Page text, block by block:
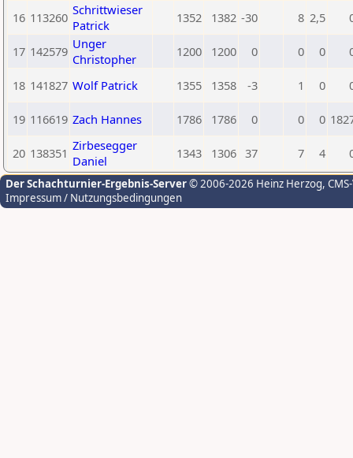
16 113260 Schrittwieser
Patrick
1352 1382 -30 8 2,5
17 142579 Unger
Christopher
1200 1200 0 0 0
18 141827 Wolf Patrick 1355 1358 -3 1 0
19 116619 Zach Hannes 1786 1786 0 0 0
20 138351 Zirbesegger
Daniel
1343 1306 37 7 4
Der Schachturnier-Ergebnis-Server© 2006-2026 Heinz Herzog,
Impressum / Nutzungsbedingungen